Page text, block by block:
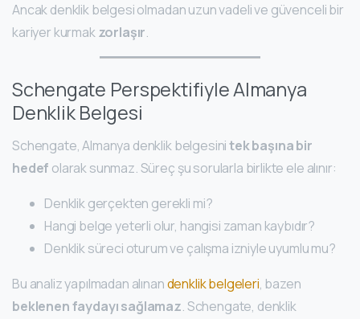
Ancak denklik belgesi olmadan uzun vadeli ve güvenceli bir
kariyer kurmakzorlaşır.
Schengate Perspektifiyle Almanya
Denklik Belgesi
Schengate, Almanya denklik belgesinitek başına bir
hedef olarak sunmaz. Süreç şu sorularla birlikte ele alınır:
Denklik gerçekten gerekli mi?
Hangi belge yeterli olur, hangisi zaman kaybıdır?
Denklik süreci oturum ve çalışma izniyle uyumlu mu?
Bu analiz yapılmadan alınandenklik belgeleri, bazen
beklenen faydayı sağlamaz. Schengate, denklik